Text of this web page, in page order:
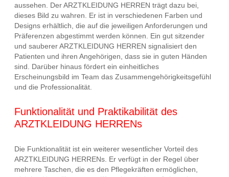
aussehen. Der ARZTKLEIDUNG HERREN trägt dazu bei,
dieses Bild zu wahren. Er ist in verschiedenen Farben und
Designs erhältlich, die auf die jeweiligen Anforderungen und
Präferenzen abgestimmt werden können. Ein gut sitzender
und sauberer ARZTKLEIDUNG HERREN signalisiert den
Patienten und ihren Angehörigen, dass sie in guten Händen
sind. Darüber hinaus fördert ein einheitliches
Erscheinungsbild im Team das Zusammengehörigkeitsgefühl
und die Professionalität.
Funktionalität und Praktikabilität des
ARZTKLEIDUNG HERRENs
Die Funktionalität ist ein weiterer wesentlicher Vorteil des
ARZTKLEIDUNG HERRENs. Er verfügt in der Regel über
mehrere Taschen, die es den Pflegekräften ermöglichen,